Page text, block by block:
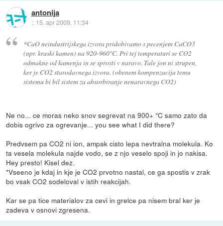
antonija
:: 15. apr 2009, 11:34
*CaO neindustrijskega izvora pridobivamo s pecenjem CaCO3
(npr. kraski kamen) na 920-960°C. Pri tej temperaturi se CO2
odmakne od kamenja in se sprosti v naravo. Tale jon ni strupen,
ker je CO2 starodavnega izvora. (obenem kompenzacija temu
sistemu bi bil sistem za absorbiranje nenaravnega CO2)
Ne no... ce moras neko snov segrevat na 900+ °C samo zato da
dobis ogrivo za ogrevanje... you see what I did there?
Predvsem pa CO2 ni ion, ampak cisto lepa nevtralna molekula. Ko
ta vesela molekula najde vodo, se z njo veselo spoji in jo nakisa.
Hey presto! Kisel dez.
*Vseeno je kdaj in kje je CO2 prvotno nastal, ce ga spostis v zrak
bo vsak CO2 sodeloval v istih reakcijah.
Kar se pa tice materialov za cevi in grelce pa nisem bral ker je
zadeva v osnovi zgresena.